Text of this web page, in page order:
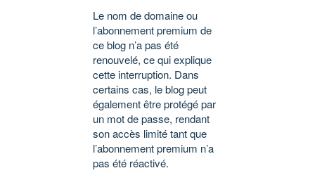
Le nom de domaine ou
l’abonnement premium de
ce blog n’a pas été
renouvelé, ce qui explique
cette interruption. Dans
certains cas, le blog peut
également être protégé par
un mot de passe, rendant
son accès limité tant que
l’abonnement premium n’a
pas été réactivé.